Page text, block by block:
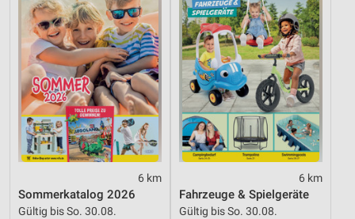
6 km
Sommerkatalog 2026
Gültig bis So. 30.08.
6 km
Fahrzeuge & Spielgeräte
Gültig bis So. 30.08.